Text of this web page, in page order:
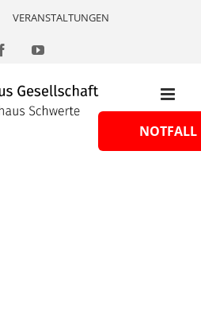
VERANSTALTUNGEN
FacebookYouTube
NOTFALL